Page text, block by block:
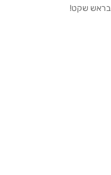
בראש שקט!